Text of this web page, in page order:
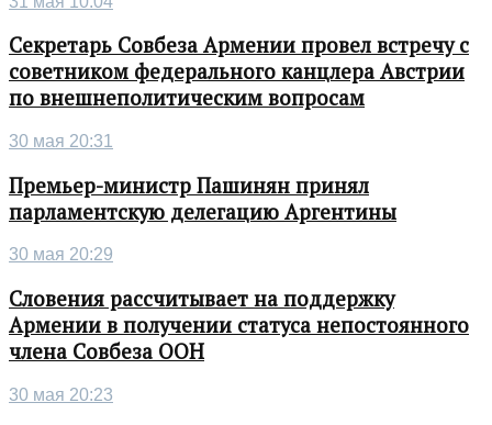
Секретарь Совбеза Армении провел встречу с
советником федерального канцлера Австрии
по внешнеполитическим вопросам
30 мая 20:31
Премьер-министр Пашинян принял
парламентскую делегацию Аргентины
30 мая 20:29
Словения рассчитывает на поддержку
Армении в получении статуса непостоянного
члена Совбеза ООН
30 мая 20:23